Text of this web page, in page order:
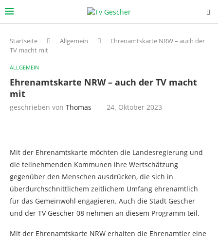
Startseite Allgemein
Ehrenamtskarte NRW – auch der
TV macht mit
ALLGEMEIN
Ehrenamtskarte NRW – auch der TV macht
mit
geschrieben von Thomas 24. Oktober 2023
Mit der Ehrenamtskarte möchten die Landesregierung und
die teilnehmenden Kommunen ihre Wertschätzung
gegenüber den Menschen ausdrücken, die sich in
überdurchschnittlichem zeitlichem Umfang ehrenamtlich
für das Gemeinwohl engagieren. Auch die Stadt Gescher
und der TV Gescher 08 nehmen an diesem Programm teil.
Mit der Ehrenamtskarte NRW erhalten die Ehrenamtler eine